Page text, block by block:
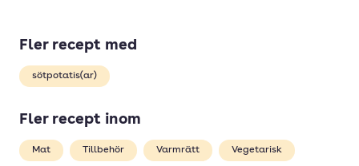
Fler recept med
sötpotatis(ar)
Fler recept inom
Mat Tillbehör Varmrätt Vegetarisk